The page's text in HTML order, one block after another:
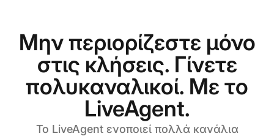
Μην περιορίζεστε μόνο
στις κλήσεις. Γίνετε
πολυκαναλικοί. Με το
LiveAgent.
Το LiveAgent ενοποιεί πολλά κανάλια